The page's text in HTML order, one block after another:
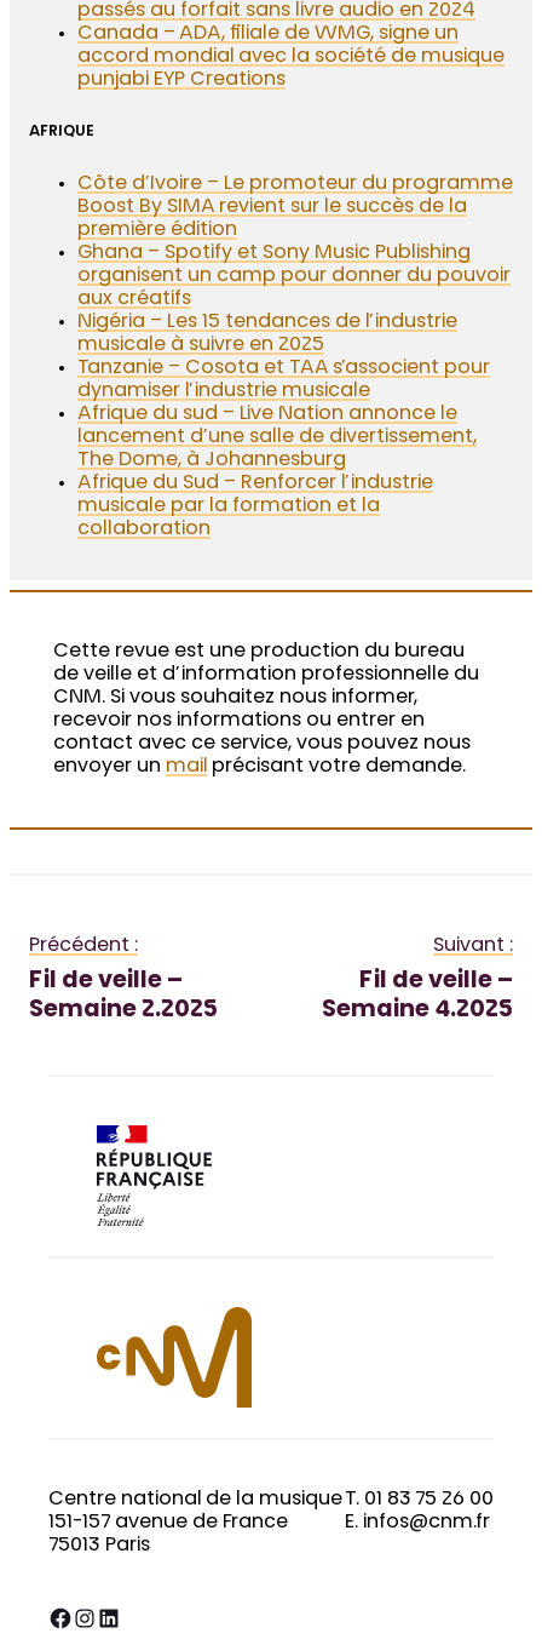
passés au forfait sans livre audio en 2024
Canada – ADA, filiale de WMG, signe un
accord mondial avec la société de musique
punjabi EYP Creations
AFRIQUE
Côte d’Ivoire – Le promoteur du programme
Boost By SIMA revient sur le succès de la
première édition
Ghana – Spotify et Sony Music Publishing
organisent un camp pour donner du pouvoir
aux créatifs
Nigéria – Les 15 tendances de l’industrie
musicale à suivre en 2025
Tanzanie – Cosota et TAA s’associent pour
dynamiser l’industrie musicale
Afrique du sud – Live Nation annonce le
lancement d’une salle de divertissement,
The Dome, à Johannesburg
Afrique du Sud – Renforcer l’industrie
musicale par la formation et la
collaboration
Cette revue est une production du bureau
de veille et d’information professionnelle du
CNM. Si vous souhaitez nous informer,
recevoir nos informations ou entrer en
contact avec ce service, vous pouvez nous
envoyer un mail précisant votre demande.
Précédent :
Fil de veille –
Semaine 2.2025
Suivant :
Fil de veille –
Semaine 4.2025
Centre national de la musique
151-157 avenue de France
75013 Paris
T. 01 83 75 26 00
E. infos@cnm.fr
Facebook InstagramLinkedIn